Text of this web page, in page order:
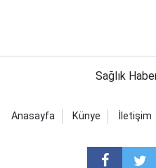
Sağlık
Anasayfa Künye İletişim